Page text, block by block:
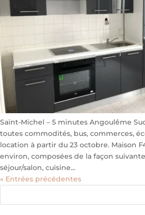
Saint-Michel – 5 minutes Angoulême
toutes commodités, bus, commerces,
location à partir du 23 octobre. Maison
environ, composées de la façon
séjour/salon, cuisine...
« Entrées précédentes